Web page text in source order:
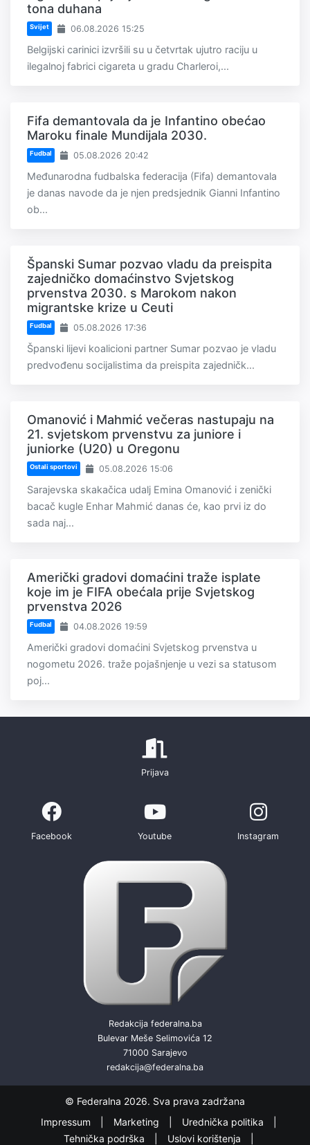
tona duhana
Svijet 06.08.2026 15:25
Belgijski carinici izvršili su u četvrtak ujutro raciju u
ilegalnoj fabrici cigareta u gradu Charleroi,...
Fifa demantovala da je Infantino obećao
Maroku finale Mundijala 2030.
Fudbal 05.08.2026 20:42
Međunarodna fudbalska federacija (Fifa) demantovala
je danas navode da je njen predsjednik Gianni Infantino
ob...
Španski Sumar pozvao vladu da preispita
zajedničko domaćinstvo Svjetskog
prvenstva 2030. s Marokom nakon
migrantske krize u Ceuti
Fudbal 05.08.2026 17:36
Španski lijevi koalicioni partner Sumar pozvao je vladu
predvođenu socijalistima da preispita zajedničk...
Omanović i Mahmić večeras nastupaju na
21. svjetskom prvenstvu za juniore i
juniorke (U20) u Oregonu
Ostali sportovi 05.08.2026 15:06
Sarajevska skakačica udalj Emina Omanović i zenički
bacač kugle Enhar Mahmić danas će, kao prvi iz do
sada naj...
Američki gradovi domaćini traže isplate
koje im je FIFA obećala prije Svjetskog
prvenstva 2026
Fudbal 04.08.2026 19:59
Američki gradovi domaćini Svjetskog prvenstva u
nogometu 2026. traže pojašnjenje u vezi sa statusom
poj...
Prijava
Facebook Youtube Instagram
Redakcija federalna.ba
Bulevar Meše Selimovića 12
71000 Sarajevo
redakcija@federalna.ba
© Federalna 2026. Sva prava zadržana
Impressum
Marketing
Urednička politika
Tehnička podrška
Uslovi korištenja